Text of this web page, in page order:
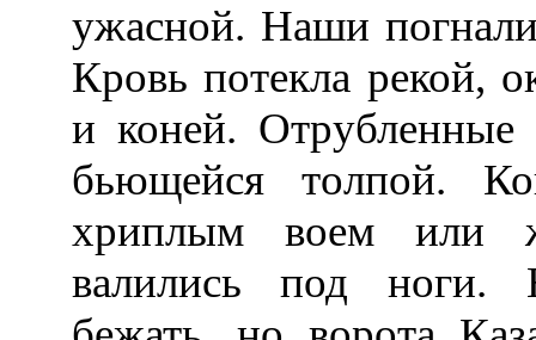
ужасной. Наши
Кровь потекла рекой,
и коней. Отрубленные
бьющейся толпой.
хриплым воем или
валились под ноги.